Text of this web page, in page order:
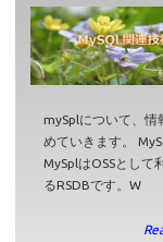
mySplについて、情
めていきます。
MySplはOSSとして
るRSDBです。W